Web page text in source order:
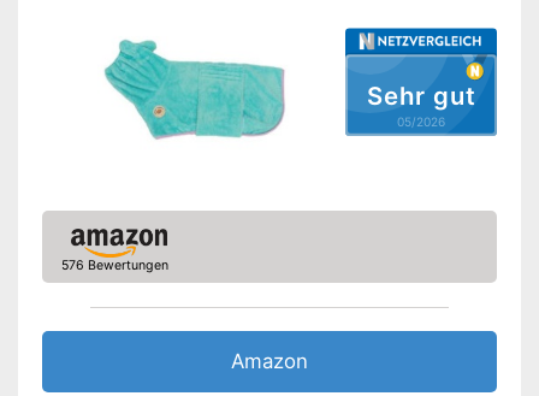
Sehr gut
05/2026
576 Bewertungen
Amazon